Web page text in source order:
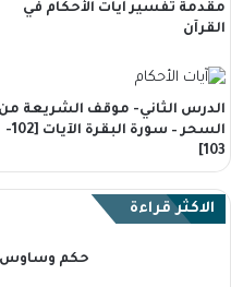
مقدمة تفسير آيات الأحكام في
القرآن
الدرس الثاني- موقف الشريعة من
السحر – سورة البقرة الآيات [102-
103]
الاكثر قراءة
حكم وساوس